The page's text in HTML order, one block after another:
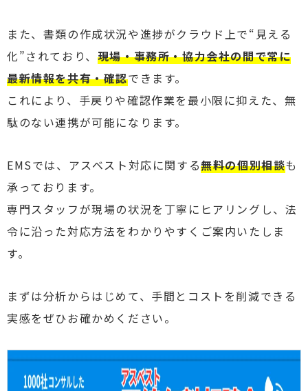
また、書類の作成状況や進捗がクラウド上で“見える
化”されており、 現場・事務所・協力会社の間で常に
最新情報を共有・確認できます。
これにより、手戻りや確認作業を最小限に抑えた、無
駄のない連携が可能になります。
EMSでは、アスベスト対応に関する無料の個別相談も
承っております。
専門スタッフが現場の状況を丁寧にヒアリングし、法
令に沿った対応方法をわかりやすくご案内いたしま
す。
まずは分析からはじめて、手間とコストを削減できる
実感をぜひお確かめください。